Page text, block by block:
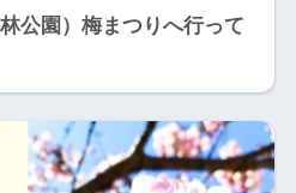
公園）梅まつりへ行って